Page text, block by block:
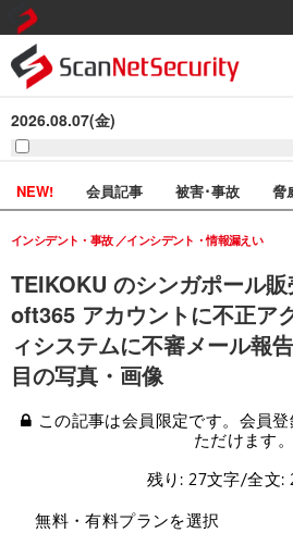
2026.08.07(金)
NEW! 会員記事 被害･事故 脅
TEIKOKU のシンガポール
oft365 アカウントに不正ア
ィシステムに不審メール報
目の写真・画像
インシデント・事故 インシデント・情報漏えい
この記事は会員限定です。会員
ただけます。
残り: 27文字/全文:
無料・有料プランを選択